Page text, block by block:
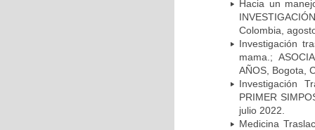
Hacia un
Colombia,
Investigación
mama.;
AÑOS, Bogota,
Investigación
PRIMER
julio 2022.
Medicina